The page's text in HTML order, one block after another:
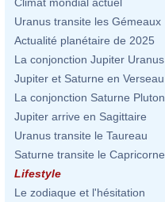
Uranus transite les Gémeaux
Actualité planétaire de 2025
La conjonction Jupiter Uranus
Jupiter et Saturne en Verseau
La conjonction Saturne Pluton
Jupiter arrive en Sagittaire
Uranus transite le Taureau
Saturne transite le Capricorne
Lifestyle
Le zodiaque et l'hésitation